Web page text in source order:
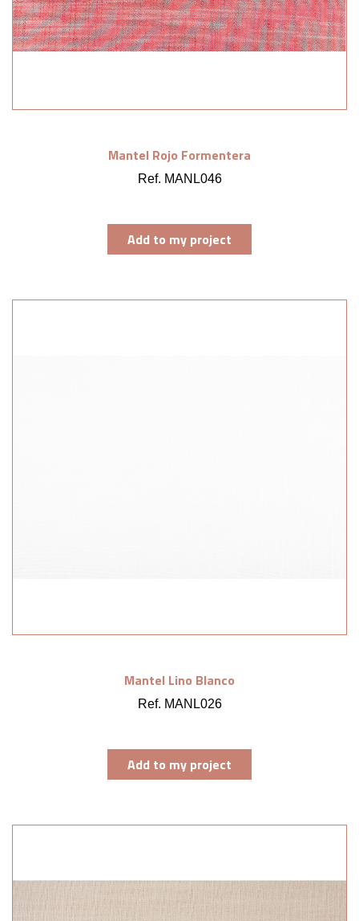
Mantel Rojo Formentera
Ref. MANL046
Add to my project
Mantel Lino Blanco
Ref. MANL026
Add to my project